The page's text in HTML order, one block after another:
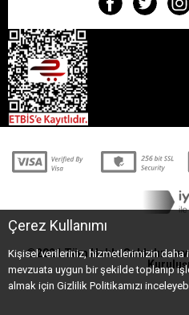
Çerez Kullanımı
Kişisel verileriniz, hizmetlerimizin daha
mevzuata uygun bir şekilde toplanıp
almak için Gizlilik Politikamızı
©2021 Tüm Hakkı Saklıdır -